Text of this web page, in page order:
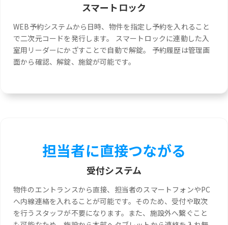
スマートロック
WEB予約システムから日時、物件を指定し予約を入れること
で二次元コードを発行します。 スマートロックに連動した入
室用リーダーにかざすことで自動で解錠。 予約履歴は管理画
面から確認、解錠、施錠が可能です。
担当者に直接つながる
受付システム
物件のエントランスから直接、担当者のスマートフォンやPC
へ内線連絡を入れることが可能です。そのため、受付や取次
を行うスタッフが不要になります。また、施設外へ繋ぐこと